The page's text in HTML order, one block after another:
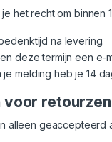
het recht om
na levering.
deze termijn een e-
je melding heb je 14
voor
alleen geaccepteerd